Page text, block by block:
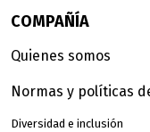
COMPAÑÍA
Quienes somos
Normas y políticas
Diversidad e inclusión